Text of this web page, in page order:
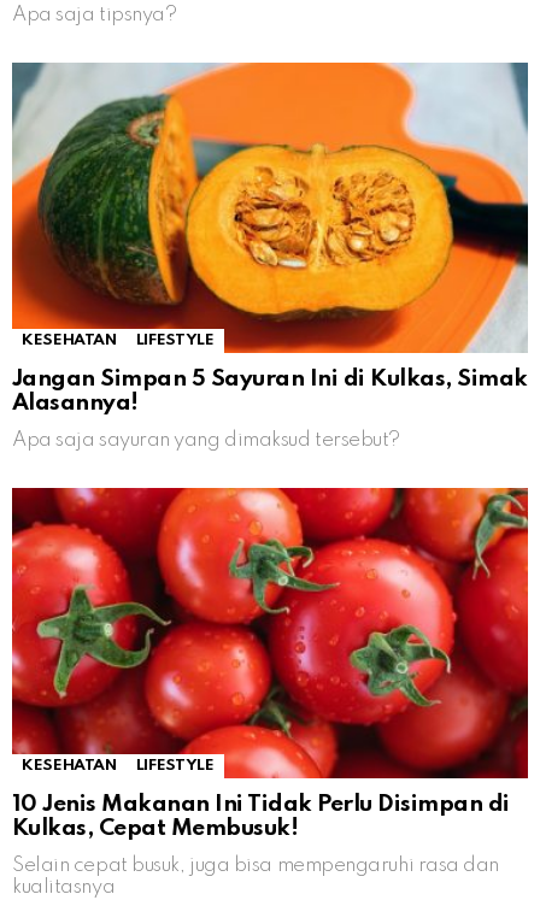
Apa saja tipsnya?
KESEHATAN LIFESTYLE
Jangan Simpan 5 Sayuran Ini di Kulkas, Simak
Alasannya!
Apa saja sayuran yang dimaksud tersebut?
KESEHATAN LIFESTYLE
10 Jenis Makanan Ini Tidak Perlu Disimpan di
Kulkas, Cepat Membusuk!
Selain cepat busuk, juga bisa mempengaruhi rasa dan
kualitasnya